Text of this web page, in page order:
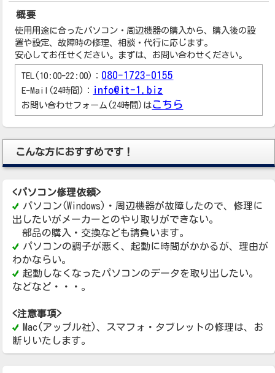
概要
使用用途に合ったパソコン・周辺機器の購入から、購入後の設
置や設定、故障時の修理、相談・代行に応じます。
安心してお任せください。まずは、お問い合わせください。
TEL(10:00-22:00)： 080-1723-0155
E-Mail(24時間)： info@it-1.biz
お問い合わせフォーム(24時間)はこちら
こんな方におすすめです！
<パソコン修理依頼>
パソコン(Windows)・周辺機器が故障したので、修理に
出したいがメーカーとのやり取りができない。
部品の購入・交換なども請負います。
パソコンの調子が悪く、起動に時間がかかるが、理由が
わかならい。
起動しなくなったパソコンのデータを取り出したい。
などなど・・・。
<注意事項>
Mac(アップル社)、スマフォ・タブレットの修理は、お
断りいたします。